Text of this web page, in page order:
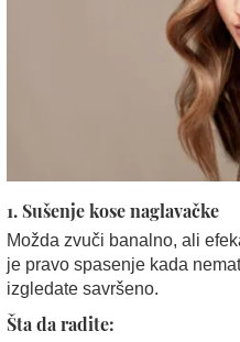
1. Sušenje kose naglavačke
Možda zvuči banalno, ali
je pravo spasenje kada
izgledate savršeno.
Šta da radite: